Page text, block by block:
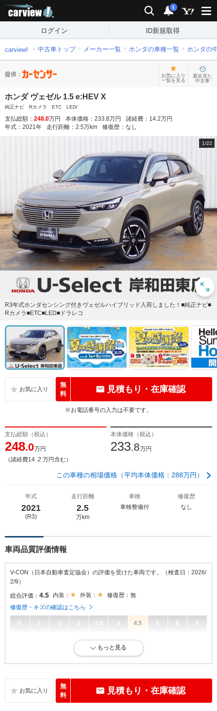
検索 通知
i
ログイン ID新規取得
carview! 中古車トップ メーカー一覧 ホンダの車種一覧 ホンダの
提供：
お気に入り
一覧を見る
最近見た
中古車
ホンダ ヴェゼル 1.5 e:HEV X
純正ナビ Rカメラ ETC LED/
支払総額： 248.0万円 本体価格： 233.8万円 諸経費： 14.2万円
年式： 2021年 走行距離： 2.5万km 修復歴： なし
1/22
R3年式ホンダセンシング付きヴェゼルハイブリッド入荷しました！■純正ナビ■
Rカメラ■ETC■LED■ドラレコ
無
料
見積もり・在庫確認
※お電話番号の入力は不要です。
支払総額（税込）
248.0万円
（諸経費14 .2 万円含む）
本体価格（税込）
233.8万円
この車種の相場価格（平均本体価格：288万円）
年式
2021
(R3)
走行距離
2.5
万km
車検
車検整備付
修復歴
なし
車両品質評価情報
V-CON（日本自動車査定協会）の評価を受けた車両です。（検査日：2026/
2/9）
総合評価： 4.5 内装： 外装：
修復歴：無
修復歴・キズの確認はこちら
R 1 2 3 3.5 4 4.5 5 6 S
小さな傷・凹み、軽微な補修跡等があるが、そのまま加修せずに十分乗
補修の必要な目立つ損傷、悪臭等がないこと
もっと見る
無
料
見積もり・在庫確認